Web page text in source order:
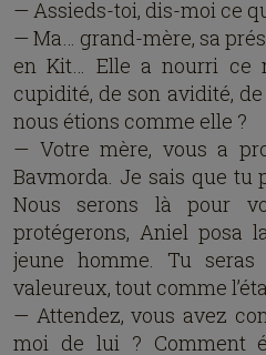
— Assieds-toi, dis-moi ce
— Ma… grand-mère, sa
en Kit… Elle a nourri ce
cupidité, de son avidité,
nous étions comme elle ?
— Votre mère, vous a
Bavmorda. Je sais que tu
Nous serons là pour
protégerons, Aniel posa
jeune homme. Tu
valeureux, tout comme
— Attendez, vous avez
moi de lui ? Comment